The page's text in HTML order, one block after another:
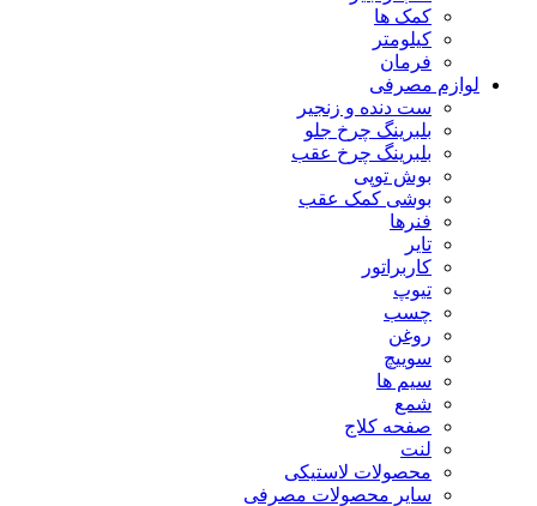
کمک ها
کیلومتر
فرمان
لوازم مصرفی
ست دنده و زنجیر
بلبرینگ چرخ جلو
بلبرینگ چرخ عقب
بوش توپی
بوشی کمک عقب
فنرها
تایر
کاربراتور
تیوپ
چسب
روغن
سوییچ
سیم ها
شمع
صفحه کلاج
لنت
محصولات لاستیکی
سایر محصولات مصرفی